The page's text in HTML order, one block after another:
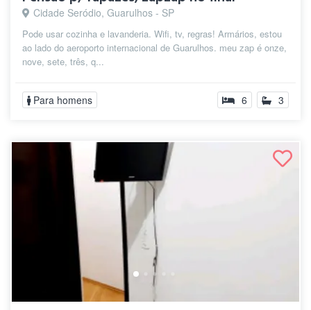
Cidade Seródio, Guarulhos - SP
Pode usar cozinha e lavanderia. Wifi, tv, regras! Armários, estou
ao lado do aeroporto internacional de Guarulhos. meu zap é onze,
nove, sete, três, q...
Para homens 6 3